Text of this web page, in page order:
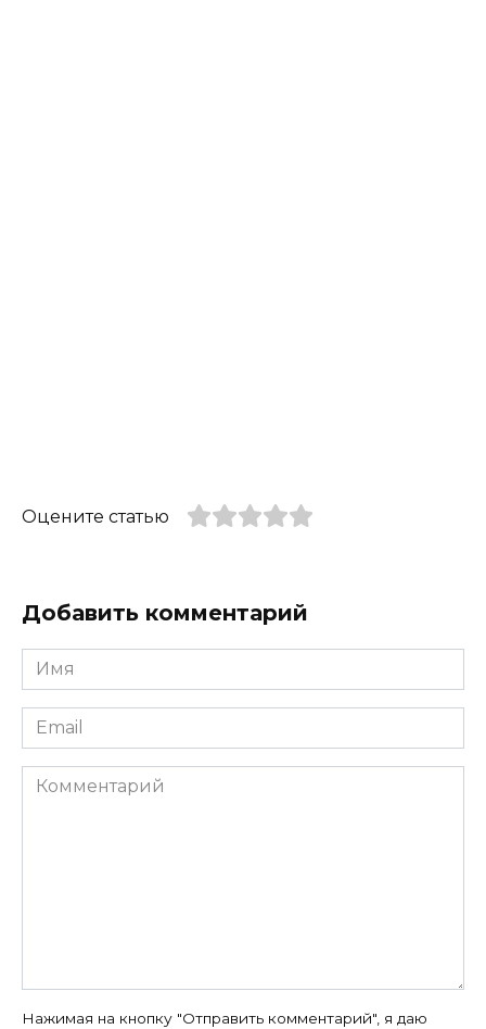
Оцените статью
Добавить комментарий
Имя
*
Email
*
Комментарий
Нажимая на кнопку "Отправить комментарий", я даю